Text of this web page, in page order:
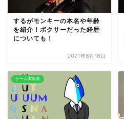
するがモンキーの本名や年齢
を紹介！ボクサーだった経歴
についても！
2021年8月18日
ゲーム実況者